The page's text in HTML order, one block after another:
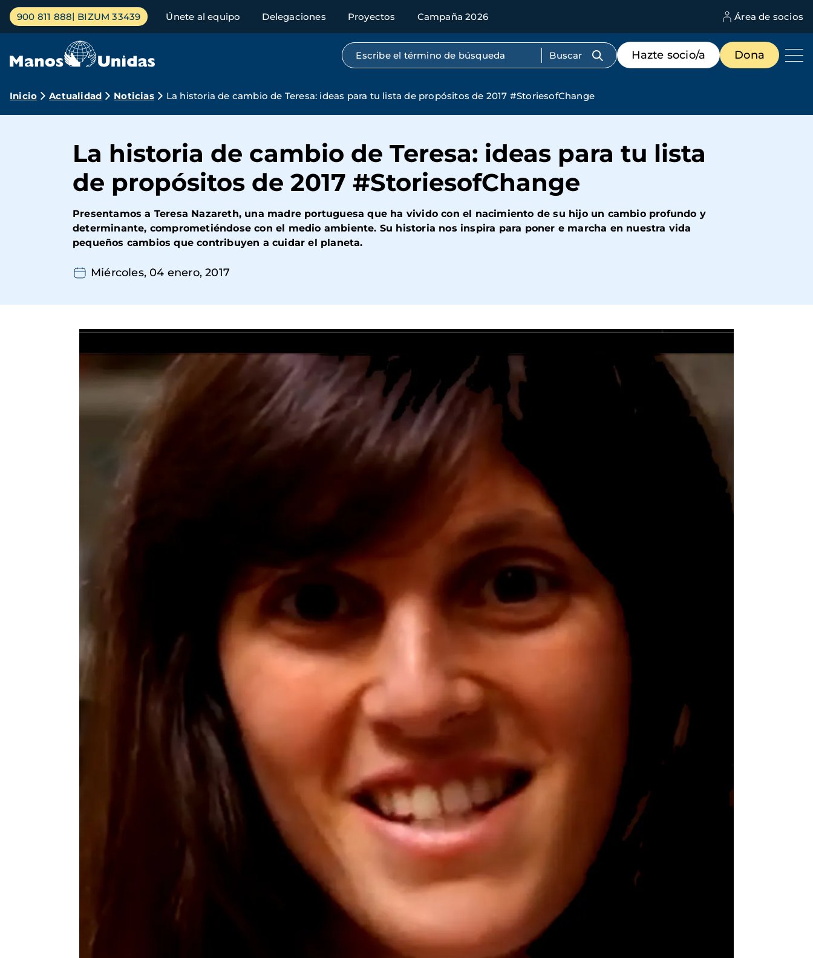
Pasar
contenido
Menú
principal
900 811 888 BIZUM 33439 Únete al equipo Delegaciones Proyectos Campaña 2026 Área de socios
Búsqueda por texto completo
Menú
de
destacados
Hazte socio/a Dona
Ruta
navegación
Inicio Actualidad Noticias La historia de cambio de Teresa: ideas para tu lista de propósitos de 2017 #StoriesofChange
La historia de cambio de Teresa: ideas para tu lista
de propósitos de 2017 #StoriesofChange
Presentamos a Teresa Nazareth, una madre portuguesa que ha vivido con el nacimiento de su hijo un cambio profundo y
determinante, comprometiéndose con el medio ambiente. Su historia nos inspira para poner e marcha en nuestra vida
pequeños cambios que contribuyen a cuidar el planeta.
Miércoles, 04 enero, 2017